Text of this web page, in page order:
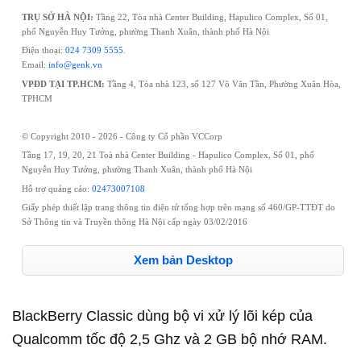
TRỤ SỞ HÀ NỘI: Tầng 22, Tòa nhà Center Building, Hapulico Complex, Số 01,
phố Nguyễn Huy Tưởng, phường Thanh Xuân, thành phố Hà Nội
Điện thoại: 024 7309 5555
Email: info@genk.vn
VPĐD TẠI TP.HCM: Tầng 4, Tòa nhà 123, số 127 Võ Văn Tần, Phường Xuân Hòa,
TPHCM
© Copyright 2010 - 2026 - Công ty Cổ phần VCCorp
Tầng 17, 19, 20, 21 Toà nhà Center Building - Hapulico Complex, Số 01, phố
Nguyễn Huy Tưởng, phường Thanh Xuân, thành phố Hà Nội
Hỗ trợ quảng cáo: 02473007108
Giấy phép thiết lập trang thông tin điện tử tổng hợp trên mạng số 460/GP-TTĐT do
Sở Thông tin và Truyền thông Hà Nội cấp ngày 03/02/2016
Xem bản Desktop
BlackBerry Classic dùng bộ vi xử lý lõi kép của
Qualcomm tốc độ 2,5 Ghz và 2 GB bộ nhớ RAM.